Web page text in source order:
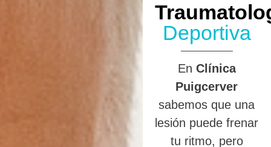
Deportiva
En Clínica
Puigcerver
sabemos que una
lesión puede frenar
tu ritmo, pero